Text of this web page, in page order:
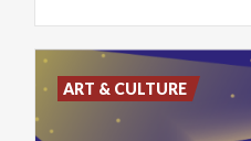
ART & CULTURE